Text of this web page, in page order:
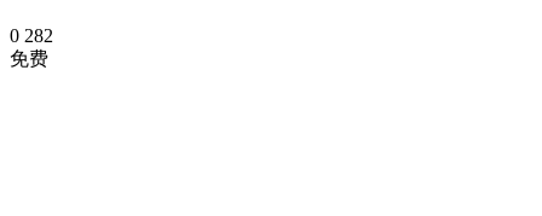
0 282
免费